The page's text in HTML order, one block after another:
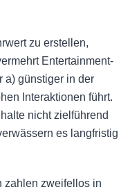
zu erstellen,
Entertainment-
a) günstiger in der
Interaktionen führt.
nicht zielführend
es langfristig
zahlen zweifellos in